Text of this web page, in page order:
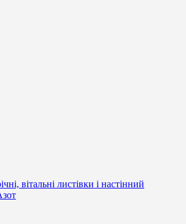
вітальні листівки і настінний